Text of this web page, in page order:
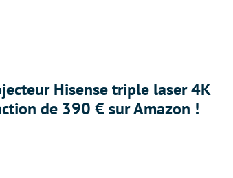
Hisense triple laser 4K
de 390 € sur Amazon !